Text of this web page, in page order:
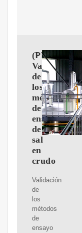
(PDF)
Validación
de
los
métodos
de
ensayo
de
sal
en
crudo
Validación
de
los
métodos
de
ensayo